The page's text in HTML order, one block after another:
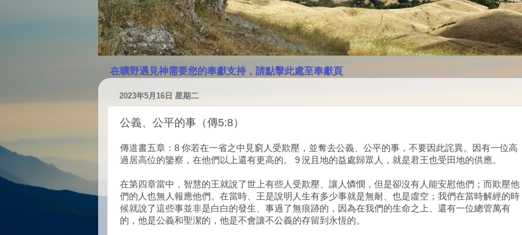
在曠野遇見神需要您的奉獻支持，請點擊此處至奉獻頁
2023年5月16日 星期二
公義、公平的事（傳5:8）
傳道書五章：8 你若在一省之中見窮人受欺壓，並奪去公義、公平的事，不要因此詫異。因有一位高
過居高位的鑒察，在他們以上還有更高的。 9 況且地的益處歸眾人，就是君王也受田地的供應。
在第四章當中，智慧的王就說了世上有些人受欺壓、讓人憐憫，但是卻沒有人能安慰他們；而欺壓他
們的人也無人報應他們。在當時、王是說明人生有多少事就是無耐、也是虛空；我們在當時解經的時
候就說了這些事並非是白白的發生、事過了無痕跡的，因為在我們的生命之上、還有一位總管萬有
的，他是公義和聖潔的，他是不會讓不公義的存留到永恆的。